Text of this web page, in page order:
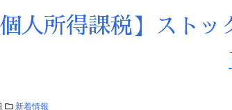
個人所得課税】スト
新着情報